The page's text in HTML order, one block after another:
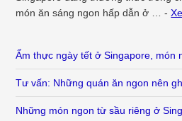
món ăn sáng ngon hấp dẫn ở … -
Ẩm thực ngày tết ở Singapore, món
Tư vấn: Những quán ăn ngon nên
Những món ngon từ sầu riêng ở